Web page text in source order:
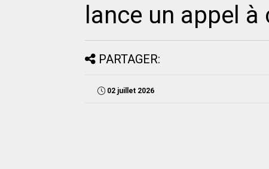
lance un appel
PARTAGER:
02 juillet 2026